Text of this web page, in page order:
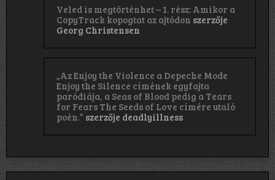
Veled is megtörténhet – 1. rész: Amikor a
CopyTrack kopogtat az ajtódon szerzője
Georg Christensen
„Az Enjoy the Violence a Depeche Mode
Enjoy the Silence címének egyfajta
paródiája, a Seas of Blood pedig a Tears
for Fears The Seeds of Love címére utaló
poén.” szerzője deadlyillness